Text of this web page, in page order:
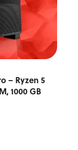
– Ryzen 5
1000 GB